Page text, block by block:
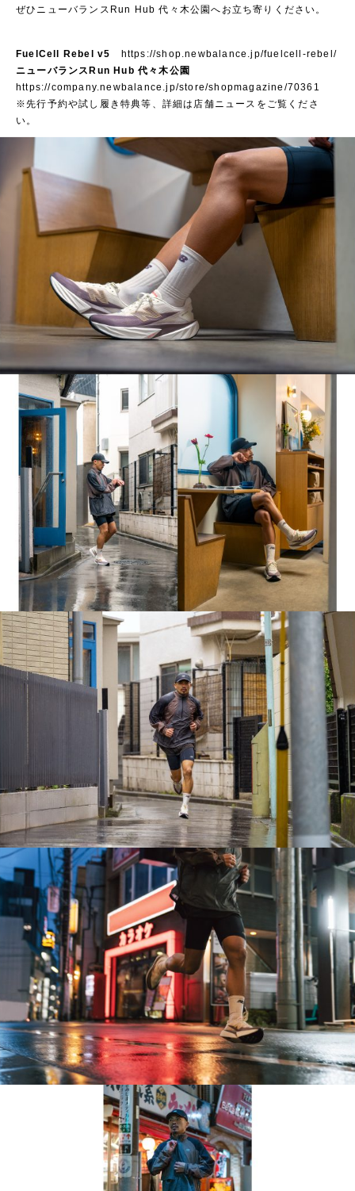
ぜひニューバランスRun Hub 代々木公園へお立ち寄りください。
FuelCell Rebel v5
https://shop.newbalance.jp/fuelcell-rebel/
ニューバランスRun Hub 代々木公園
https://company.newbalance.jp/store/shopmagazine/70361
※先行予約や試し履き特典等、詳細は店舗ニュースをご覧くださ
い。